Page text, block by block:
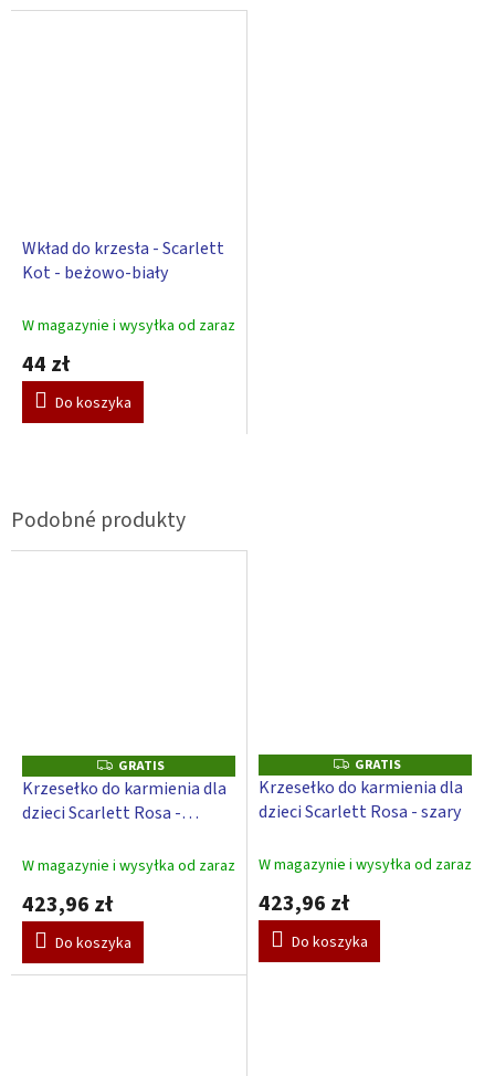
Wkład do krzesła - Scarlett
Kot - beżowo-biały
W magazynie i wysyłka od zaraz
44 zł
Do koszyka
G
R
A
T
GRATIS
Krzesełko do karmienia dla
dzieci Scarlett Rosa -
W magazynie i wysyłka od zaraz
423,96 zł
Do koszyka
G
R
A
T
GRATIS
Krzesełko do karmienia dla
dzieci Scarlett Rosa - szary
W magazynie i wysyłka od zaraz
423,96 zł
Do koszyka